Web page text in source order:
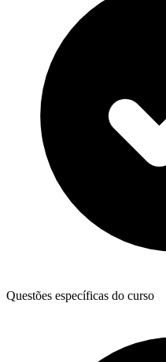
Questões específicas do curso